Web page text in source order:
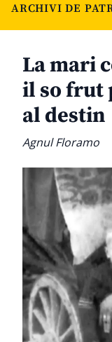
ARCHIVI DE
La mari
il so frut
al destin
Agnul Floramo